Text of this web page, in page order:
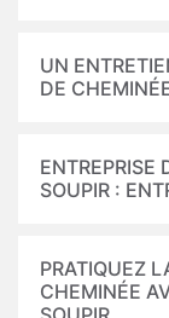
UN
DE
ENTREPRISE
SOUPIR :
PRATIQUEZ
CHEMINÉE